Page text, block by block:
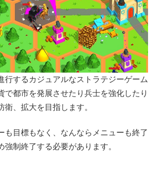
行するカジュアルなストラテジーゲーム
で都市を発展させたり兵士を強化したり
衛、拡大を目指します。
も目標もなく、なんならメニューも終了
強制終了する必要があります。